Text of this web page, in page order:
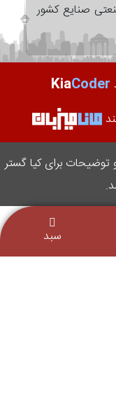
صنایع کشور
KiaCoder
برای کیا گستر
سبد